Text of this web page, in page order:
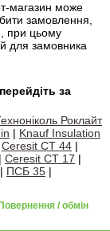
магазин може
замовлення,
при цьому
для замовника
за
Роклайт
| Knauf Insulation
Ceresit CT 44 |
| Ceresit CT 17 |
| ПСБ 35 |
Повернення / обмін